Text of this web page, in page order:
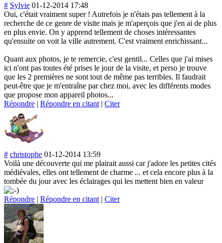
# Sylvie 01-12-2014 17:48
Oui, c'était vraiment super ! Autrefois je n'étais pas tellement à la
recherche de ce genre de visite mais je m'aperçois que j'en ai de plus
en plus envie. On y apprend tellement de choses intéressantes
qu'ensuite on voit la ville autrement. C'est vraiment enrichissant...
Quant aux photos, je te remercie, c'est gentil... Celles que j'ai mises
ici n'ont pas toutes été prises le jour de la visite, et perso je trouve
que les 2 premières ne sont tout de même pas terribles. Il faudrait
peut-être que je m'entraîne par chez moi, avec les différents modes
que propose mon appareil photos...
Répondre | Répondre en citant | Citer
# christophe 01-12-2014 13:59
Voilà une découverte qui me plairait aussi car j'adore les petites cités
médiévales, elles ont tellement de charme ... et cela encore plus à la
tombée du jour avec les éclairages qui les mettent bien en valeur
Répondre | Répondre en citant | Citer